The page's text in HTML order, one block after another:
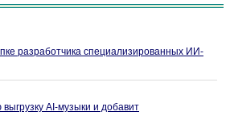
разработчика специализированных ИИ-
AI-музыки и добавит